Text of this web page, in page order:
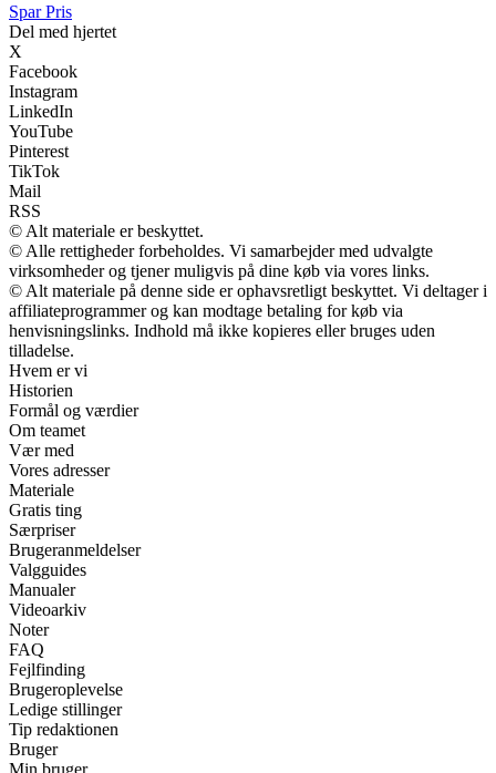
Spar Pris
Del med hjertet
X
Facebook
Instagram
LinkedIn
YouTube
Pinterest
TikTok
Mail
RSS
© Alt materiale er beskyttet.
© Alle rettigheder forbeholdes. Vi samarbejder med udvalgte
virksomheder og tjener muligvis på dine køb via vores links.
© Alt materiale på denne side er ophavsretligt beskyttet. Vi deltager i
affiliateprogrammer og kan modtage betaling for køb via
henvisningslinks. Indhold må ikke kopieres eller bruges uden
tilladelse.
Hvem er vi
Historien
Formål og værdier
Om teamet
Vær med
Vores adresser
Materiale
Gratis ting
Særpriser
Brugeranmeldelser
Valgguides
Manualer
Videoarkiv
Noter
FAQ
Fejlfinding
Brugeroplevelse
Ledige stillinger
Tip redaktionen
Bruger
Min bruger